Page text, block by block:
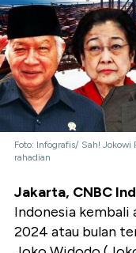
Foto: Infografis/ Sah! Jokowi
rahadian
Jakarta, CNBC
Indonesia kembali
2024 atau bulan